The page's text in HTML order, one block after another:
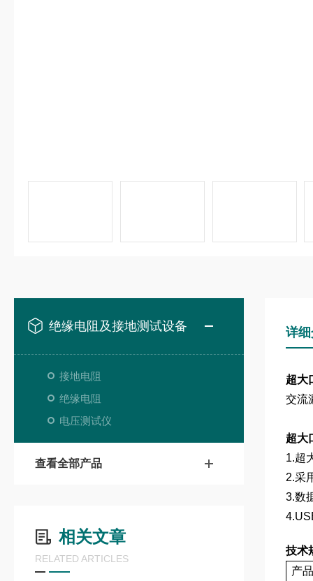
绝缘电阻及接地测试设备
接地电阻
绝缘电阻
电压测试仪
查看全部产品
相关文章
RELATED ARTICLES
详
超大
交流
超大
1.超
2.采
3.数
技术
产